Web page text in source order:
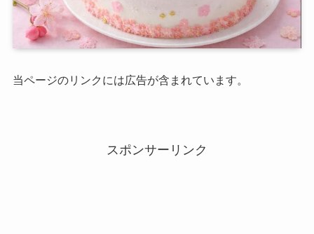
当ページのリンクには広告が含まれています。
スポンサーリンク